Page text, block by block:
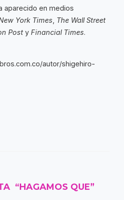
aparecido en medios
York Times The Wall Street
Post y Financial Times.
autor/shigehiro-
“HAGAMOS QUE”